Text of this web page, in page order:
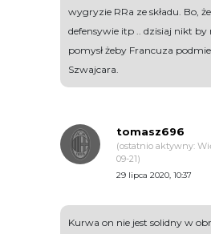
wygryzie RRa ze składu. Bo,
defensywie itp .. dzisiaj nikt by
pomysł żeby Francuza
Szwajcara.
tomasz696
(ostatnio aktywny:
09-21)
29 lipca 2020, 10:37
Kurwa on nie jest solidny w